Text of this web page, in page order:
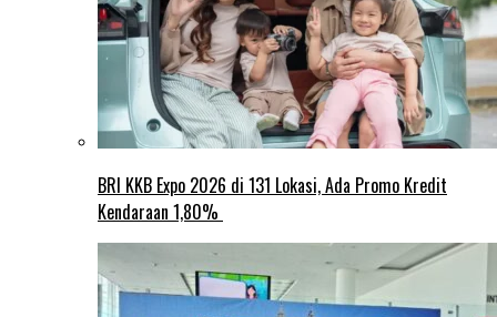
BRI KKB Expo 2026 di 131 Lokasi, Ada Promo Kredit
Kendaraan 1,80%